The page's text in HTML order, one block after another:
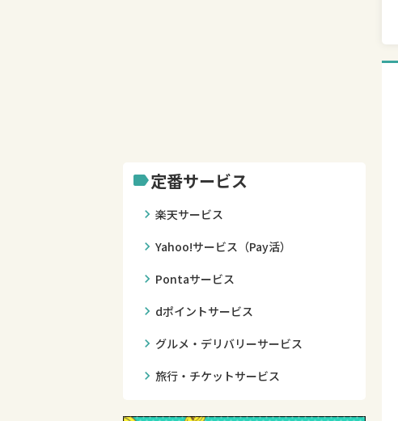
label定番サービス
chevron_right 楽天サービス
chevron_right Yahoo!サービス（Pay活）
chevron_right Pontaサービス
chevron_right dポイントサービス
chevron_right グルメ・デリバリーサービス
chevron_right 旅行・チケットサービス